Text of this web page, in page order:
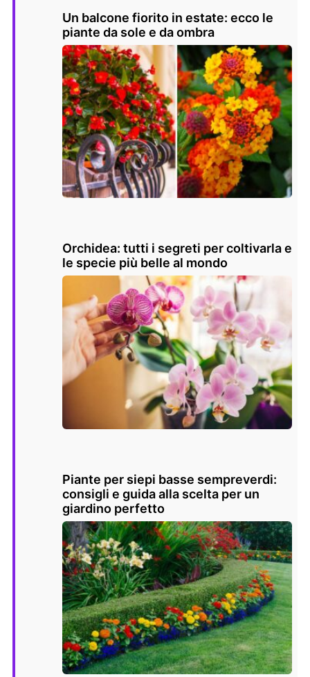
Un balcone fiorito in estate: ecco le
piante da sole e da ombra
Orchidea: tutti i segreti per coltivarla e
le specie più belle al mondo
Piante per siepi basse sempreverdi:
consigli e guida alla scelta per un
giardino perfetto